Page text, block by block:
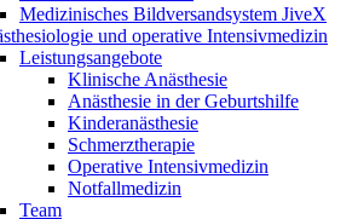
Medizinisches Bildversandsystem JiveX
und operative Intensivmedizin
Leistungsangebote
Klinische Anästhesie
Anästhesie in der Geburtshilfe
Kinderanästhesie
Schmerztherapie
Operative Intensivmedizin
Notfallmedizin
Team